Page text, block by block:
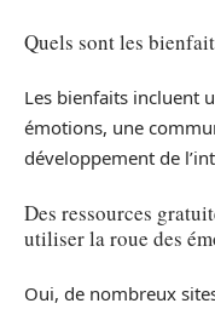
Quels sont les
Les bienfaits incluent
émotions, une
développement de
Des ressources
utiliser la roue des
Oui, de nombreux